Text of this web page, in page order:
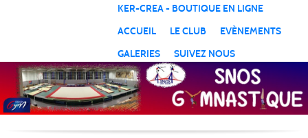
KER-CREA - BOUTIQUE EN LIGNE
ACCUEIL
LE CLUB
EVÈNEMENTS
GALERIES
SUIVEZ NOUS
Panneau de gestion des cookies